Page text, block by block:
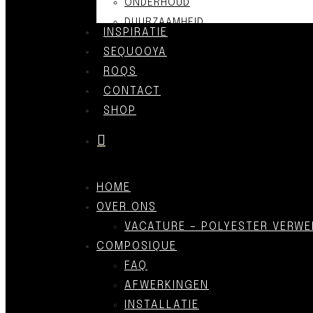
ONDERHOUD
DUURZAAMHEID
INSPIRATIE
SEQUOOYA
ROQS
CONTACT
SHOP
HOME
OVER ONS
VACATURE – POLYESTER
COMPOSIQUE
FAQ
AFWERKINGEN
INSTALLATIE